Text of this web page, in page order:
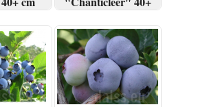
PIRKT
cm
SKATĪT PIRKT